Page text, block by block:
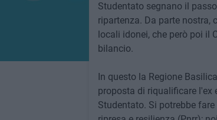
Studentato segnano il
ripartenza. Da parte nostra,
locali idonei, che però poi il
bilancio.
In questo la Regione
proposta di riqualificare l'ex
Studentato. Si potrebbe